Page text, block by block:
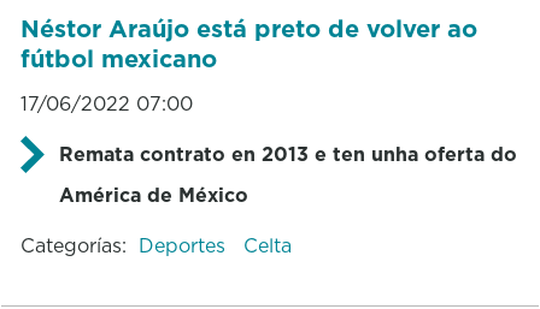
Néstor Araújo está preto de volver ao
fútbol mexicano
17/06/2022 07:00
Remata contrato en 2013 e ten unha oferta do
América de México
Categorías: Deportes Celta